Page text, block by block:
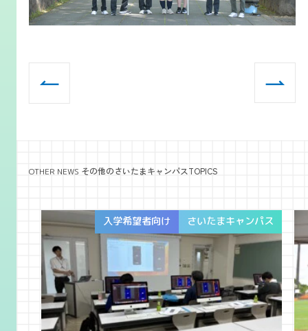
OTHER NEWS その他のさいたまキャンパスTOPICS
入学希望者向け さいたまキャンパス